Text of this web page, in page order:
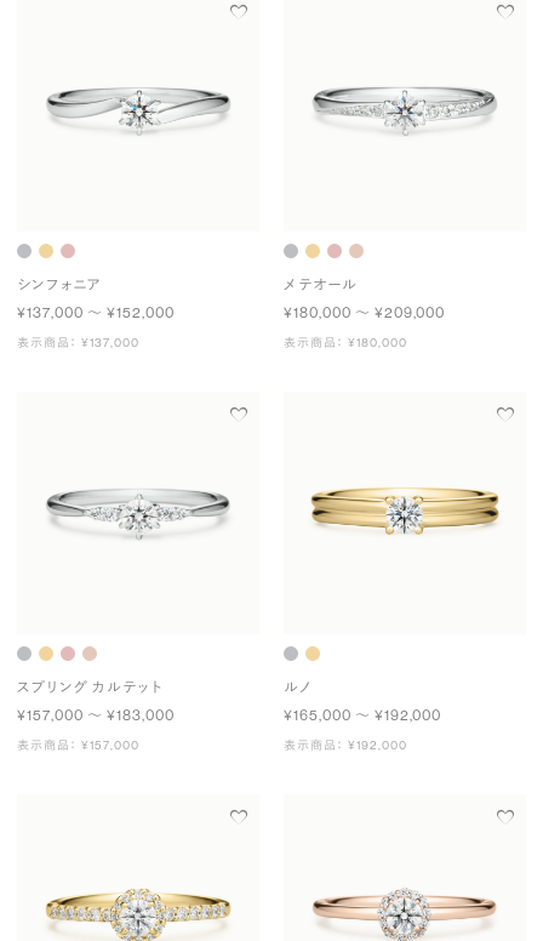
シンフォニア
¥137,000 〜 ¥152,000
表示商品： ¥137,000
メテオール
¥180,000 〜 ¥209,000
表示商品： ¥180,000
スプリング カルテット
¥157,000 〜 ¥183,000
表示商品： ¥157,000
ルノ
¥165,000 〜 ¥192,000
表示商品： ¥192,000